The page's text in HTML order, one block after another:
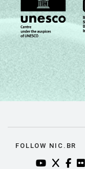
FOLLOW NIC.BR
YOUTUBE